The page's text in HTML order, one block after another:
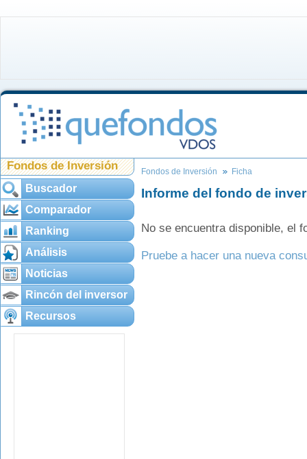
Fondos de Inversión
Buscador
Comparador
Ranking
Análisis
Noticias
Rincón del inversor
Recursos
Fondos de Inversión Ficha
Informe del fondo de
No se encuentra disponible, el
Pruebe a hacer una nueva